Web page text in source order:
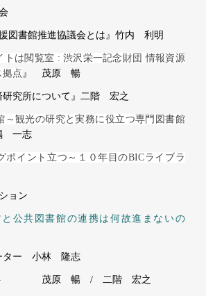
図書館推進協議会とは』竹内 利明
トは閲覧室 : 渋沢栄一記念財団 情報資源
拠点 』 茂原 暢
究所について』 二階 宏之
～観光の研究と実務に役立つ専門図書館
一志
ポイント立つ～１０年目のBICライブラ
ョン
公共図書館の連携は何故進まないの
ー 小林 隆志
茂原 暢 / 二階 宏之